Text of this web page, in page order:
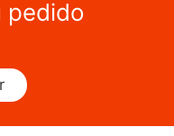
pedido